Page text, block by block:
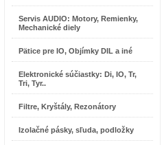
Servis AUDIO: Motory, Remienky,
Mechanické diely
Pätice pre IO, Objímky DIL a iné
Elektronické súčiastky: Di, IO, Tr,
Tri, Tyr..
Filtre, Kryštály, Rezonátory
Izolačné pásky, sľuda, podložky